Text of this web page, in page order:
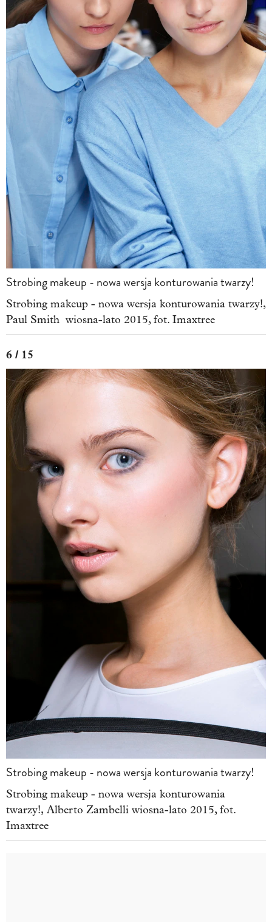
Strobing makeup - nowa wersja konturowania twarzy!
Strobing makeup - nowa wersja konturowania twarzy!,
Paul Smith wiosna-lato 2015, fot. Imaxtree
6 / 15
Strobing makeup - nowa wersja konturowania twarzy!
Strobing makeup - nowa wersja konturowania
twarzy!, Alberto Zambelli wiosna-lato 2015, fot.
Imaxtree